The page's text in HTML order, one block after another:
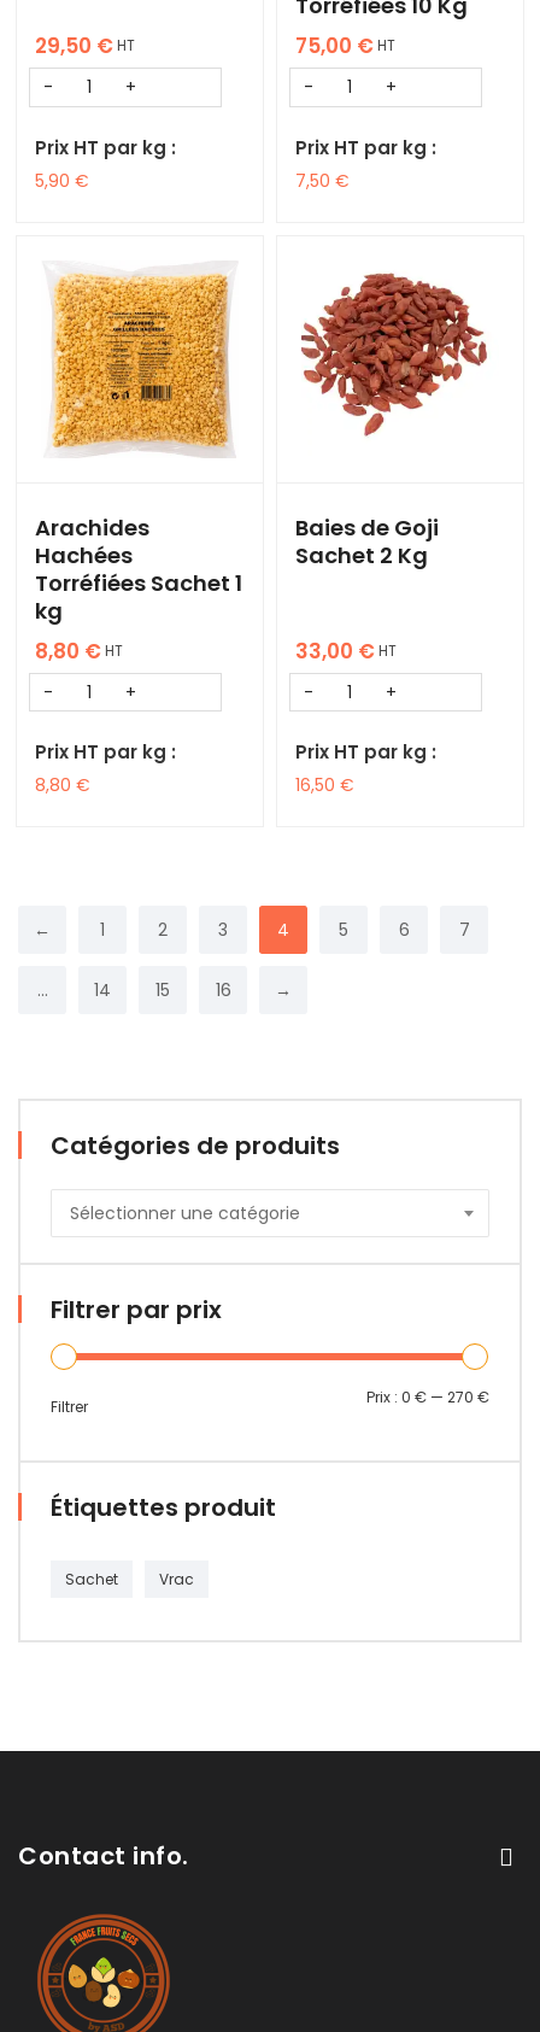
29,50 €HT
Prix HT par kg :
5,90 €
75,00 €HT
Prix HT par kg :
7,50 €
Arachides
Hachées
Torréfiées Sachet 1
kg
8,80 €HT
Prix HT par kg :
8,80 €
Baies de Goji
Sachet 2 Kg
33,00 €HT
Prix HT par kg :
16,50 €
← 1 2 3 4 5 6 7
… 14 15 16 →
Catégories de produits
Sélectionner une catégorie
Filtrer par prix
Filtrer Prix : 0 € — 270 €
Étiquettes produit
Sachet Vrac
Contact info.